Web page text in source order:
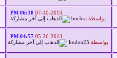
07-10-2013
06:18 PM
بواسطة bochra
05-26-2013
04:57 PM
بواسطة loulou25